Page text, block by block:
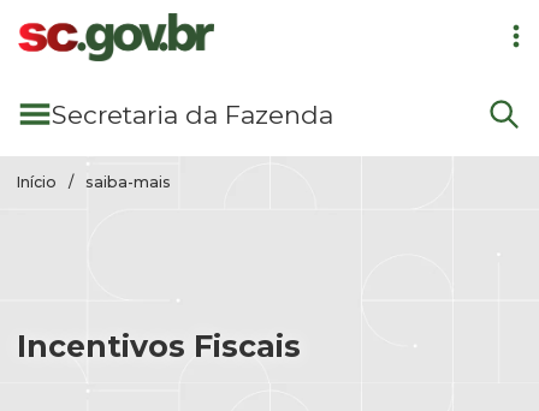
Pular para conteúdo principal
Secretaria da Fazenda
Início saiba-mais
Incentivos Fiscais